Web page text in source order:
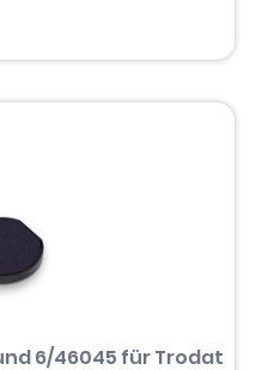
6/46045 für Trodat